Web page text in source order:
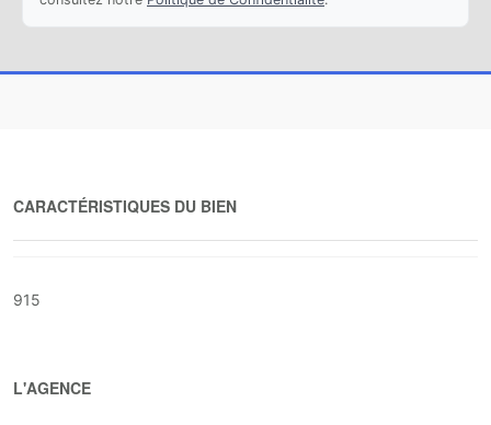
CARACTÉRISTIQUES DU BIEN
915
L'AGENCE